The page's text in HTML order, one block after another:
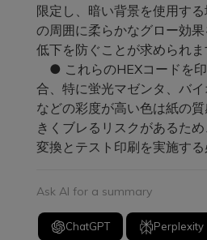
限定し、暗い背景を使用す
の周囲に柔らかなグロー効
低下を防ぐことが求められま
● これらのHEXコードを
合、特に蛍光マゼンタ、バ
などの彩度が高い色は紙の
きくブレるリスクがあるた
変換とテスト印刷を実施する
Ask AI for a summary
ChatGPT Perplexity